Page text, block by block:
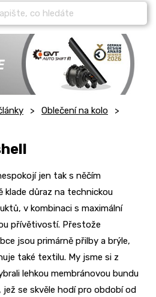
Oblečení na kolo
jen tak s něčím
klade důraz na technickou
v kombinaci s maximální
přívětivostí. Přestože
jsou primárně přilby a brýle,
také textilu. My jsme si z
lehkou membránovou bundu
se skvěle hodí pro období od